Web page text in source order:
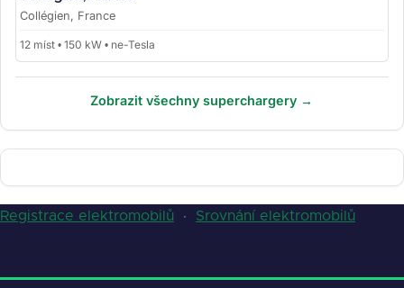
Collégien, France
12 míst • 150 kW • ne-Tesla
Zobrazit všechny superchargery →
Registrace elektromobilů · Srovnání elektromobilů